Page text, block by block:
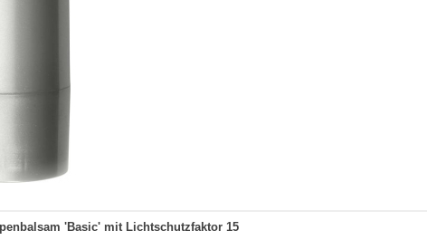
'Basic' mit Lichtschutzfaktor 15